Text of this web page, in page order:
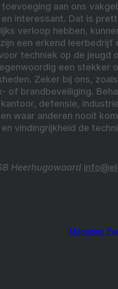
aan ons
interessant. Dat is
verloop hebben,
een erkend leerbedrijf
techniek op de jeugd
een stekker
Zeker bij ons,
of brandbeveiliging.
defensie,
waar anderen nooit
vindingrijkheid de
Heerhugowaard
Magazine